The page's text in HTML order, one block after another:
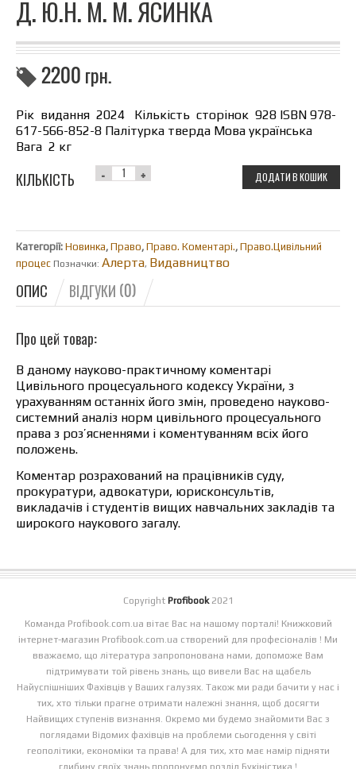
Д. Ю.Н. М. М. ЯСИНКА
2200грн.
Рік видання 2024 Кількість сторінок 928 ISBN 978-
617-566-852-8 Палітурка тверда Мова українська
Вага 2 кг
КІЛЬКІСТЬ ДОДАТИ В КОШИК
Категорії: Новинка, Право, Право. Коментарі., Право.Цивільний
процес Позначки: Алерта, Видавництво
ОПИС ВІДГУКИ (0)
Про цей товар:
В даному науково-практичному коментарі
Цивільного процесуального кодексу України, з
урахуванням останніх його змін, проведено науково-
системний аналіз норм цивільного процесуального
права з роз’ясненнями і коментуванням всіх його
положень.
Коментар розрахований на працівників суду,
прокуратури, адвокатури, юрисконсультів,
викладачів і студентів вищих навчальних закладів та
широкого наукового загалу.
Copyright Profibook2021
Команда Profibook.com.ua вітає Вас на нашому порталі! Книжковий
інтернет-магазин Profibook.com.ua створений для професіоналів ! Ми
вважаємо, що література запропонована нами, допоможе Вам
підтримувати той рівень знань, що вивели Вас на щабель
Найуспішніших Фахівців у Ваших галузях. Також ми ради бачити у нас і
тих, хто тільки прагне отримати належні знання, щоб досягти
Найвищих ступенів визнання. Окремо ми будемо знайомити Вас з
поглядами Відомих фахівців на проблеми сьогодення у світі
геополітики, економіки та права! А для тих, хто має намір підняти
глибину своїх знань пропонуємо розділ Букіністика.!